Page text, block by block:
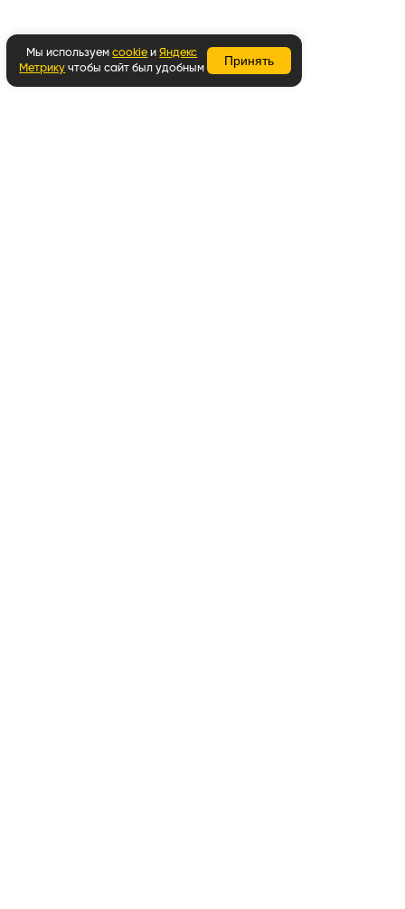
Мы используем cookie и Яндекс
Метрику чтобы сайт был удобным
Принять